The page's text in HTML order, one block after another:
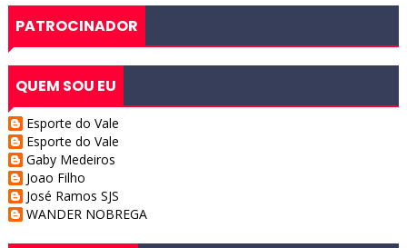
PATROCINADOR
QUEM SOU EU
Esporte do Vale
Esporte do Vale
Gaby Medeiros
Joao Filho
José Ramos SJS
WANDER NOBREGA